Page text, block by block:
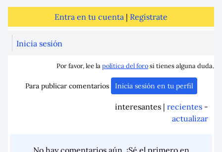
Entra en tu cuenta | Regístrate
Inicia sesión
Por favor, lee lapolítica del forosi tienes alguna duda.
Para publicar comentarios Inicia sesión en tu perfil
interesantes | recientes -
actualizar
No hay comentarios aún. ¡Sé el primero en